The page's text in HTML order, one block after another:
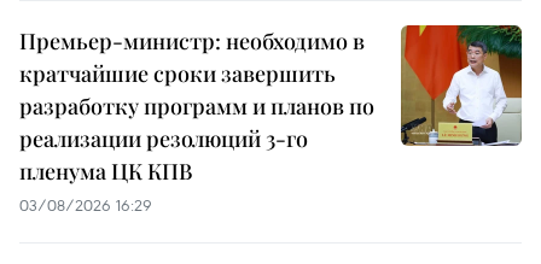
Премьер-министр: необходимо в
кратчайшие сроки завершить
разработку программ и планов по
реализации резолюций 3-го
пленума ЦК КПВ
03/08/2026 16:29